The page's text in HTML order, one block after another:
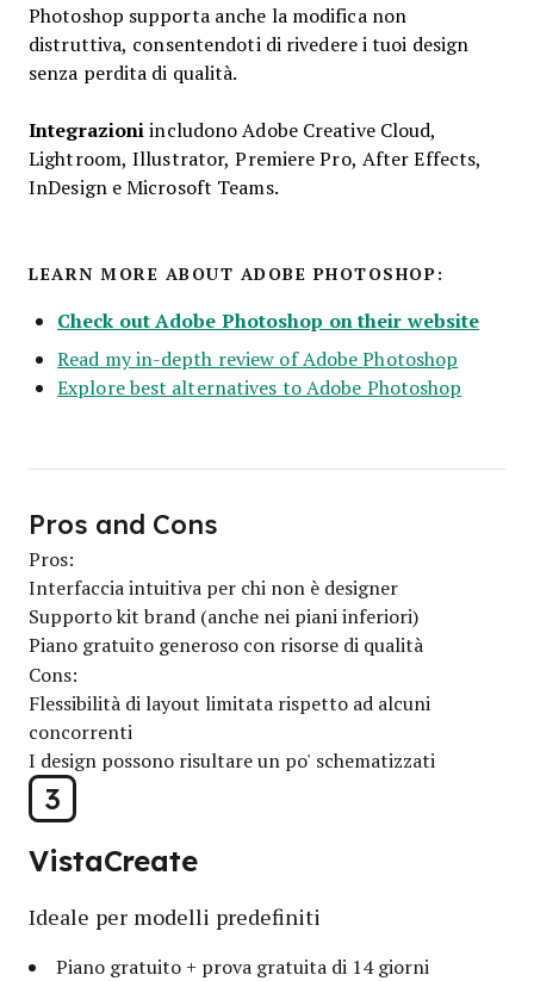
Photoshop supporta anche la modifica non
distruttiva, consentendoti di rivedere i tuoi design
senza perdita di qualità.
Integrazioniincludono Adobe Creative Cloud,
Lightroom, Illustrator, Premiere Pro, After Effects,
InDesign e Microsoft Teams.
LEARN MORE ABOUT ADOBE PHOTOSHOP:
Check out Adobe Photoshop on their website
Read my in-depth review of Adobe Photoshop
Explore best alternatives to Adobe Photoshop
3
VistaCreate
Ideale per modelli predefiniti
Piano gratuito + prova gratuita di 14 giorni
Pros and Cons
Pros:
Interfaccia intuitiva per chi non è designer
Supporto kit brand (anche nei piani inferiori)
Piano gratuito generoso con risorse di qualità
Cons:
Flessibilità di layout limitata rispetto ad alcuni
concorrenti
I design possono risultare un po' schematizzati